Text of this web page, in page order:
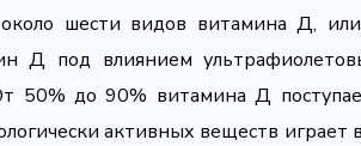
шести видов витамина Д,
Д под влиянием
50% до 90% витамина Д
активных веществ играет